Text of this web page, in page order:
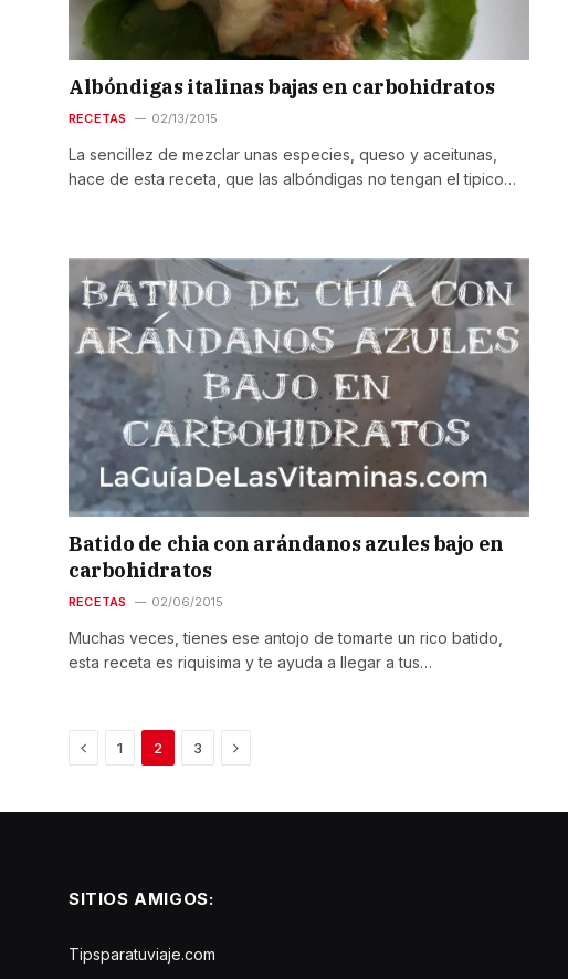
Albóndigas italinas bajas en carbohidratos
RECETAS 02/13/2015
La sencillez de mezclar unas especies, queso y aceitunas,
hace de esta receta, que las albóndigas no tengan el tipico…
Batido de chia con arándanos azules bajo en
carbohidratos
RECETAS 02/06/2015
Muchas veces, tienes ese antojo de tomarte un rico batido,
esta receta es riquisima y te ayuda a llegar a tus…
Previous
1 2 3 Next
SITIOS AMIGOS:
Tipsparatuviaje.com